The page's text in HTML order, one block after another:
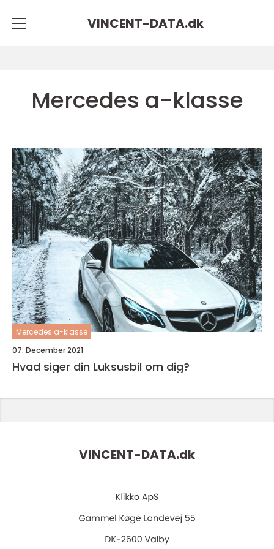
VINCENT-DATA.dk
Mercedes a-klasse
Mercedes a-klasse
07. December 2021
Hvad siger din Luksusbil om dig?
VINCENT-DATA.dk